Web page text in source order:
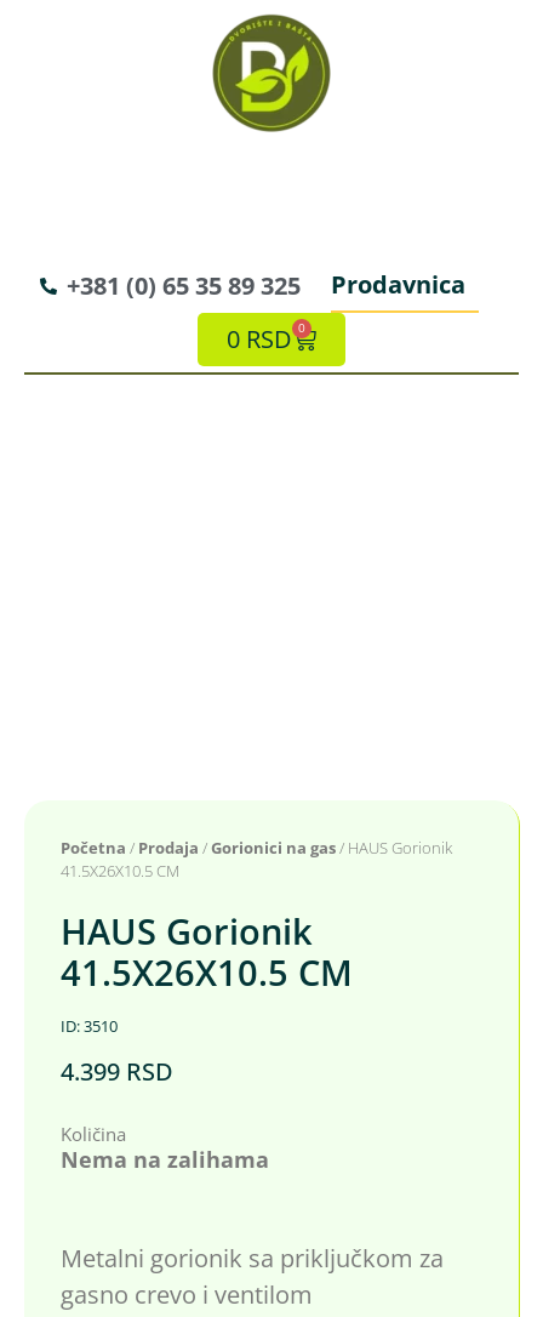
+381 (0) 65 35 89 325
Prodavnica
0 RSD 0
Početna / Prodaja /Gorionici na gas/ HAUS Gorionik
41.5X26X10.5 CM
HAUS Gorionik
41.5X26X10.5 CM
ID: 3510
4.399 RSD
Količina
Nema na zalihama
Metalni gorionik sa priključkom za
gasno crevo i ventilom